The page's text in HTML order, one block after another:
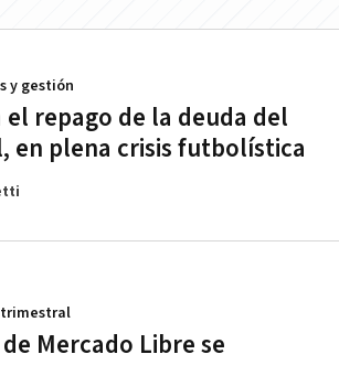
el repago de la deuda del
en plena crisis futbolística
y gestión
Mercado Libre se